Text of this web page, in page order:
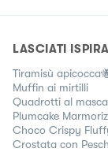
LASCIATI
Tiramisù
Muffin ai mirtilli
Quadrotti al
Plumcake
Choco Crispy
Crostata con